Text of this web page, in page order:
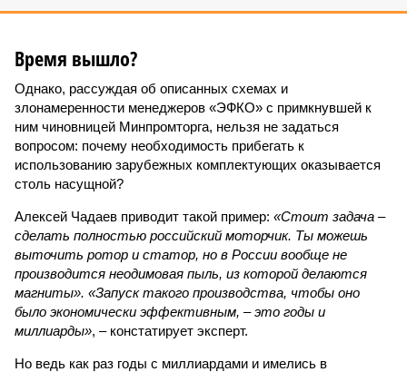
Время вышло?
Однако, рассуждая об описанных схемах и
злонамеренности менеджеров «ЭФКО» с примкнувшей к
ним чиновницей Минпромторга, нельзя не задаться
вопросом: почему необходимость прибегать к
использованию зарубежных комплектующих оказывается
столь насущной?
Алексей Чадаев приводит такой пример: «Стоит задача –
сделать полностью российский моторчик. Ты можешь
выточить ротор и статор, но в России вообще не
производится неодимовая пыль, из которой делаются
магниты». «Запуск такого производства, чтобы оно
было экономически эффективным, – это годы и
миллиарды», – констатирует эксперт.
Но ведь как раз годы с миллиардами и имелись в